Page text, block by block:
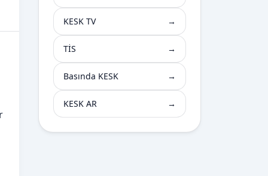
KESK TV →
TİS →
Basında KESK →
KESK AR →